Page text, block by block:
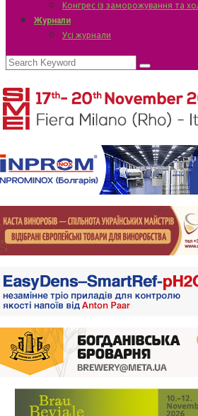
Конгрес із заморожування та
Журнали
Усі журнали